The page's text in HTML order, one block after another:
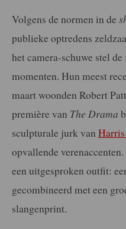
Volgens de normen in de
publieke optredens
het camera-schuwe stel
momenten. Hun meest
maart woonden Robert
première van The Drama
sculpturale jurk van
opvallende
een uitgesproken outfit:
gecombineerd met een
slangenprint.